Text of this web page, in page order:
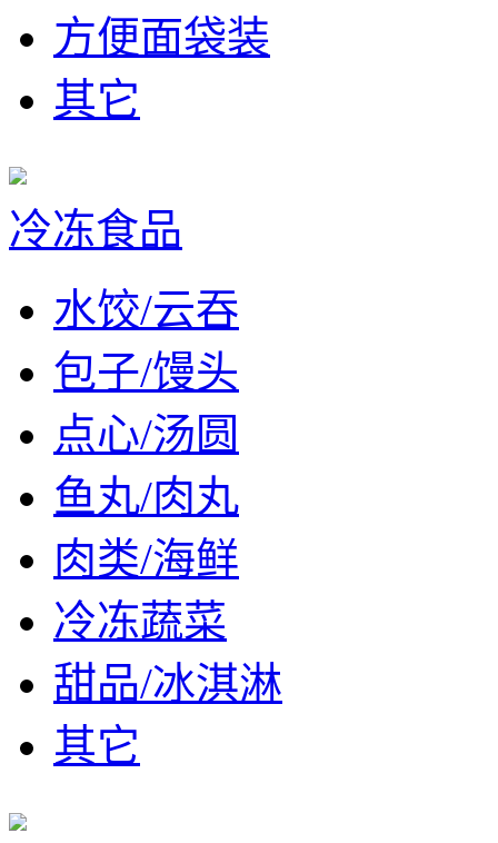
方便面袋装
其它
冷冻食品
水饺/云吞
包子/馒头
点心/汤圆
鱼丸/肉丸
肉类/海鲜
冷冻蔬菜
甜品/冰淇淋
其它